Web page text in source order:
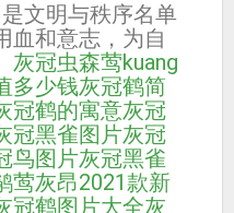
文明与秩序名单
血和意志，为自
灰冠虫森莺kuang
多少钱灰冠鹤简
冠鹤的寓意灰冠
冠黑雀图片灰冠
鸟图片灰冠黑雀
莺灰昂2021款新
冠鹤图片大全灰